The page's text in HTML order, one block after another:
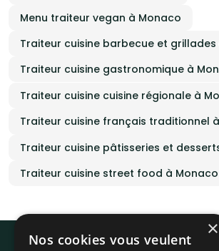
Menu traiteur vegan à Monaco
Traiteur cuisine barbecue et
Traiteur cuisine gastronomique à
Traiteur cuisine cuisine régionale à
Traiteur cuisine français traditionnel
Traiteur cuisine pâtisseries et
Traiteur cuisine street food à Monaco
×
Nos cookies vous veulent